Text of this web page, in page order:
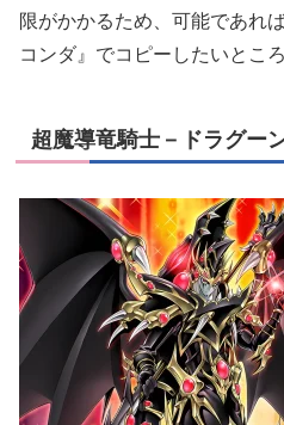
限がかかるため、可能であれ
コンダ』でコピーしたいところ
超魔導竜騎士－ドラグー